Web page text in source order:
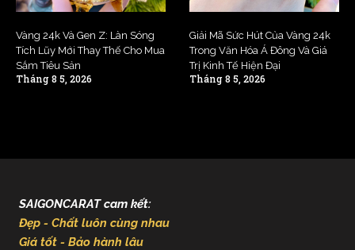
Vàng 24k Và Gen Z: Làn Sóng
Tích Lũy Mới Thay Thế Cho Mua
Sắm Tiêu Sản
Tháng 8 5, 2026
Giải Mã Sức Hút Của Vàng 24k
Trong Văn Hóa Á Đông Và Giá
Trị Kinh Tế Hiện Đại
Tháng 8 5, 2026
SAIGONCARAT cam kết:
Đẹp - Chất luôn cùng nhau
Giá tốt - Bảo hành lâu